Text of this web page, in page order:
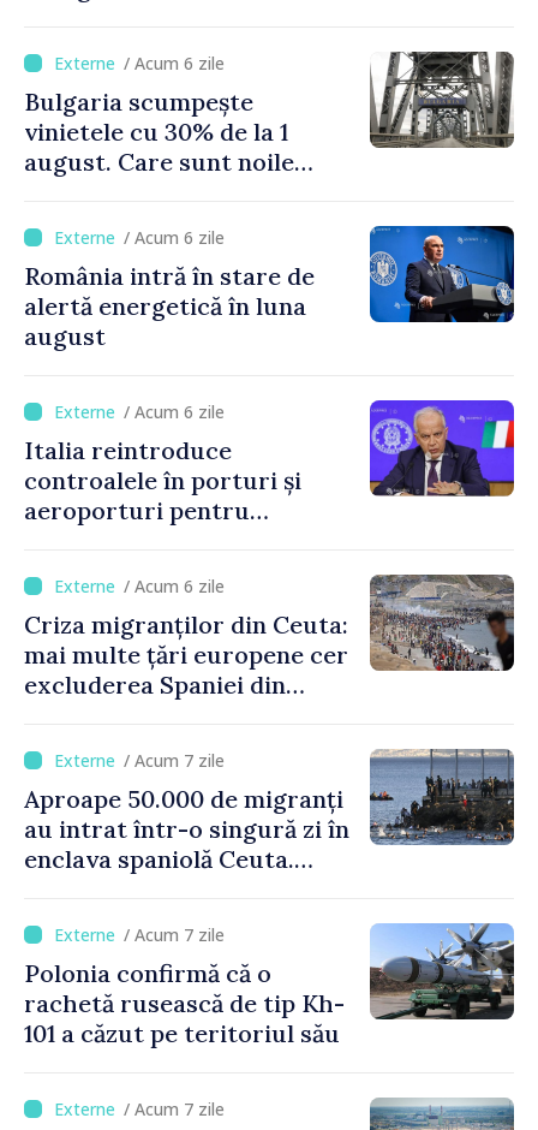
de Napoli
/ Acum 6 zile
Bulgaria scumpește
vinietele cu 30% de la 1
august. Care sunt noile
/ Acum 6 zile
România intră în stare de
alertă energetică în luna
august
/ Acum 6 zile
Italia reintroduce
controalele în porturi și
aeroporturi pentru
crizei migranților din Ceuta
/ Acum 6 zile
Criza migranților din Ceuta:
mai multe țări europene cer
excluderea Spaniei din
/ Acum 7 zile
Aproape 50.000 de migranți
au intrat într-o singură zi în
enclava spaniolă Ceuta.
Schengen cu Spania
/ Acum 7 zile
Polonia confirmă că o
rachetă rusească de tip Kh-
101 a căzut pe teritoriul său
/ Acum 7 zile